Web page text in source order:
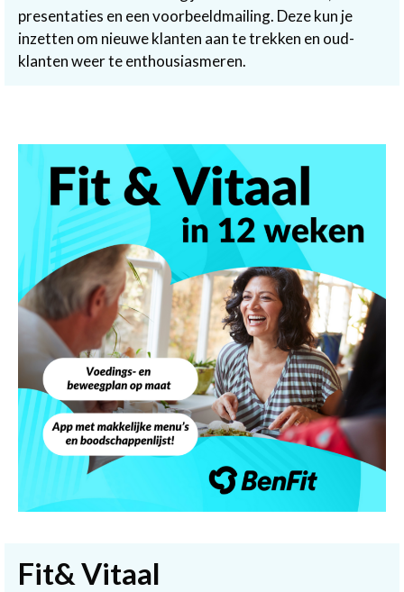
presentaties en een voorbeeldmailing. Deze kun je
inzetten om nieuwe klanten aan te trekken en oud-
klanten weer te enthousiasmeren.
Fit& Vitaal